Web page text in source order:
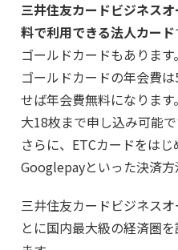
三井住友カードビジネス
料で利用できる法人カード
ゴールドカードもあります。
ゴールドカードの年会費
せば年会費無料になりま
大18枚まで申し込み可能で
さらに、ETCカードをはじ
Googlepayといった決済方
三井住友カードビジネス
とに国内最大級の経済圏